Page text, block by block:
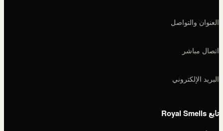
العنوان والتواصل
اتصال مباشر
البريد الإلكتروني
تابع Royal Smells